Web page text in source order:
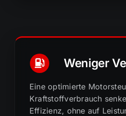
Weniger
Eine optimierte
Kraftstoffverbrauch
Effizienz, ohne auf